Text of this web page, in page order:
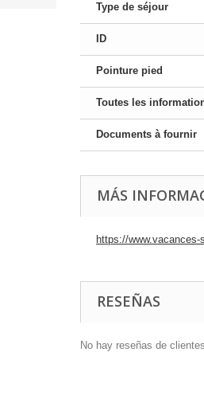
Type de séjour
ID
Pointure pied
Toutes les
Documents à fournir
MÁS
https://
RESEÑAS
No hay reseñas de